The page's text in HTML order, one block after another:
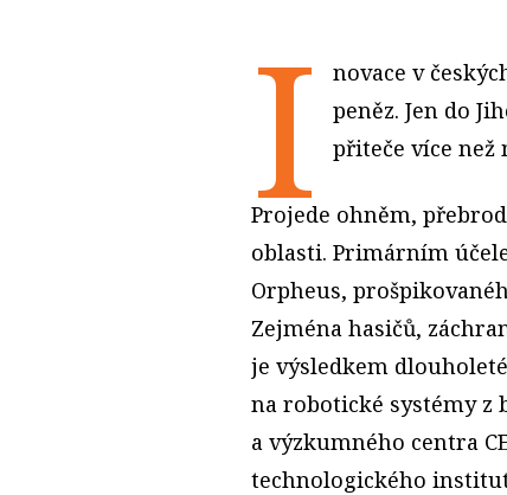
I
novace v
peněz. Jen do
přiteče více
Projede ohněm,
oblasti. Primárním
Orpheus,
Zejména hasičů,
je výsledkem
na robotické systémy z
a výzkumného centra
technologického